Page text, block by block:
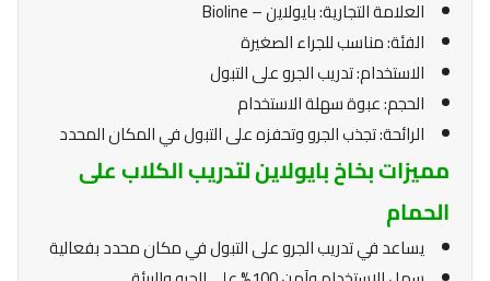
العلامة التجارية: بايولاين – Bioline
الفئة: مناسب للجراء الصغيرة
الاستخدام: تدريب الجرو على التبول
الحجم: عبوة سهلة الاستخدام
الرائحة: تجذب الجرو وتحفزه على التبول في المكان المحدد
مميزات بخاخ بايولاين لتدريب الكلاب على
الحمام
يساعد في تدريب الجرو على التبول في مكان محدد بفعالية